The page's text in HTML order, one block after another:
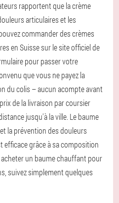
rapportent que la crème
articulaires et les
commander des crèmes
en Suisse sur le site officiel de
pour passer votre
que vous ne payez la
du colis – aucun acompte avant
de la livraison par coursier
jusqu'à la ville. Le baume
la prévention des douleurs
efficace grâce à sa composition
un baume chauffant pour
suivez simplement quelques